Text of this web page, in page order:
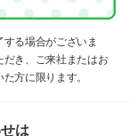
る場合がございま
き、ご来社またはお
方に限ります。
は